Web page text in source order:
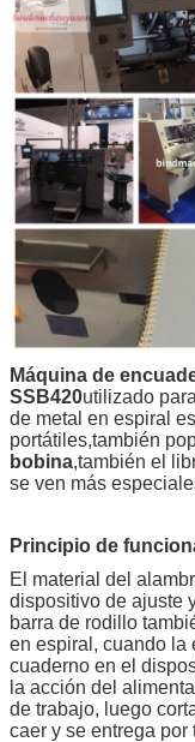
Máquina de
SSB420utilizado para
de metal en espiral
portátiles,también
bobina,también el
se ven más
Principio de
El material del
dispositivo de ajuste
barra de rodillo
en espiral, cuando la
cuaderno en el
la acción del
de trabajo, luego
caer y se entrega por